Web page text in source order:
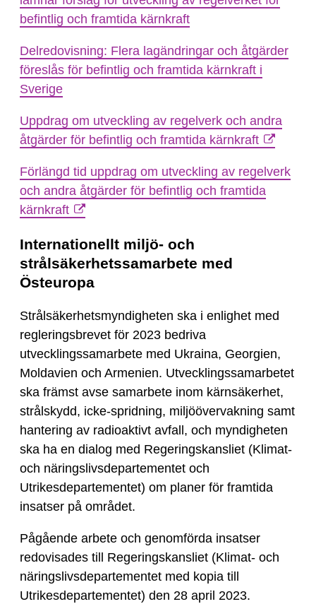
befintlig och framtida kärnkraft
Delredovisning: Flera lagändringar och åtgärder
föreslås för befintlig och framtida kärnkraft i
Sverige
Uppdrag om utveckling av regelverk och andra
åtgärder för befintlig och framtida kärnkraft
Förlängd tid uppdrag om utveckling av regelverk
och andra åtgärder för befintlig och framtida
kärnkraft
Internationellt miljö- och
strålsäkerhetssamarbete med
Östeuropa
Strålsäkerhetsmyndigheten ska i enlighet med
regleringsbrevet för 2023 bedriva
utvecklingssamarbete med Ukraina, Georgien,
Moldavien och Armenien. Utvecklingssamarbetet
ska främst avse samarbete inom kärnsäkerhet,
strålskydd, icke-spridning, miljöövervakning samt
hantering av radioaktivt avfall, och myndigheten
ska ha en dialog med Regeringskansliet (Klimat-
och näringslivsdepartementet och
Utrikesdepartementet) om planer för framtida
insatser på området.
Pågående arbete och genomförda insatser
redovisades till Regeringskansliet (Klimat- och
näringslivsdepartementet med kopia till
Utrikesdepartementet) den 28 april 2023.